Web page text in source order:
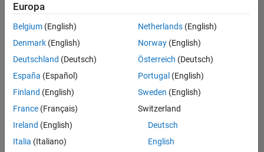
Guardar
empleos
seleccionados
No se
han
traducido
todos
los
empleos.
Busque
por
Europa
Belgium (English)
Denmark (English)
Deutschland (Deutsch)
España (Español)
Finland (English)
France (Français)
Ireland (English)
Italia (Italiano)
Netherlands(English)
Norway(English)
Österreich (Deutsch)
Portugal (English)
Sweden (English)
Switzerland
Deutsch
English